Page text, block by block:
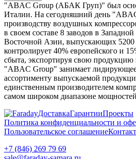
"ABAC Group (АБАК Груп)" был
Италии. На сегодняшний день
производству воздушных
в своем составе 8 заводов в
Восточной Азии, выпускающих 5200
контролирует 40% европейского и
сбыта, экспортируя свою продукцию
"ABAC Group" занимает
ассортименту выпускаемой
единственным производителем
самом широком диапазоне
ДоставкаГарантииПроекты
Политика конфиденциальности и
Пользовательское соглашение
+7 (846) 269 79 69